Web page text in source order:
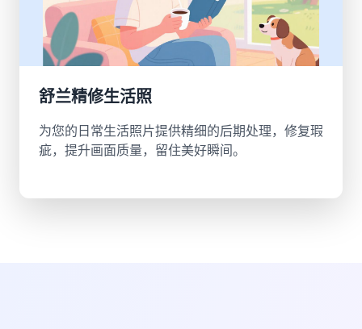
舒兰精修生活照
为您的日常生活照片提供精细的后期处理，修复瑕
疵，提升画面质量，留住美好瞬间。